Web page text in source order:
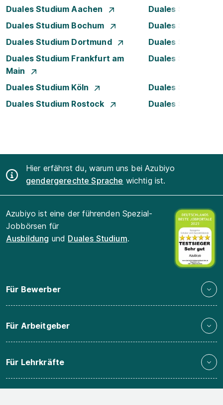
Duales Studium Aachen
Duales Studium
Duales Studium Bochum
Duales Studium
Duales Studium Dortmund
Duales Studium
Duales Studium Frankfurt am
Main
Duales Studium
Duales Studium Köln
Duales Studium
Duales Studium Rostock
Duales Studium
Hier erfährst du, warum uns bei Azubiyo
gendergerechte Sprache wichtig ist.
Azubiyo ist eine der führenden Spezial-
Jobbörsen für
Ausbildung und Duales Studium.
Für Bewerber
Für Arbeitgeber
Für Lehrkräfte